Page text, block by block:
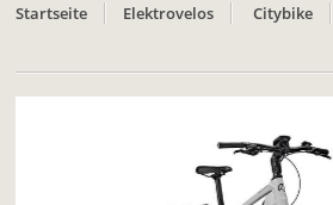
Startseite Elektrovelos Citybike